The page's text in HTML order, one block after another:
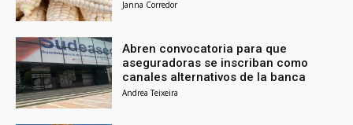
Janna Corredor
Abren convocatoria para que
aseguradoras se inscriban como
canales alternativos de la banca
Andrea Teixeira